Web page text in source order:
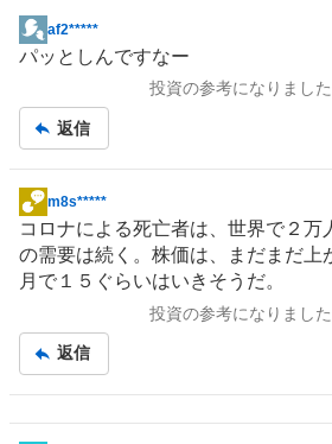
掲
示
事
af2*****
パッとしんですなー
投資の参考になりました
返信
掲
示
板
記
m8s*****
コロナによる死亡者は、世界で２万
の需要は続く。株価は、まだまだ上
月で１５ぐらいはいきそうだ。
投資の参考になりました
返信